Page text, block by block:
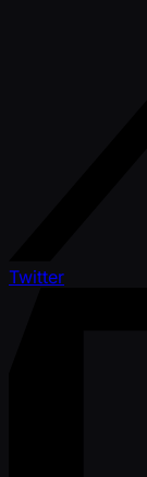
Twitter